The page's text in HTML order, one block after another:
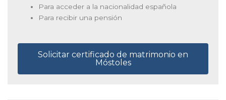
Para acceder a la nacionalidad española
Para recibir una pensión
Solicitar certificado de matrimonio en
Móstoles